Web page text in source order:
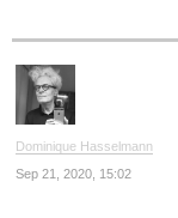
Dominique Hasselmann
Sep 21, 2020, 15:02